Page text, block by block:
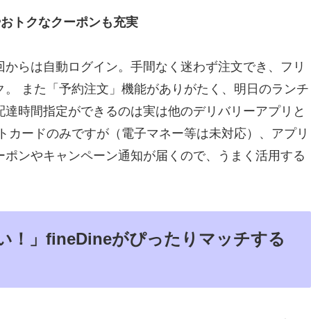
トクなクーポンも充実
らは自動ログイン。手間なく迷わず注文でき、フリ
また「予約注文」機能がありがたく、明日のランチ
時間指定ができるのは実は他のデリバリーアプリと
ードのみですが（電子マネー等は未対応）、アプリ
ンやキャンペーン通知が届くので、うまく活用する
！」fineDineがぴったりマッチする